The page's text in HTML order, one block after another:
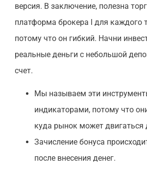
версия. В заключение, полезна
платформа брокера l для каждого
потому что он гибкий. Начни
реальные деньги с небольшой
счет.
Мы называем эти
индикаторами, потому что
куда рынок может двигаться
Зачисление бонуса
после внесения денег.